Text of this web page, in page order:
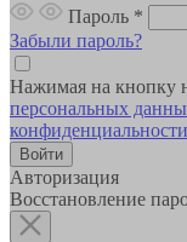
Пароль *
Забыли пароль?
Нажимая на кнопку
персональных
конфиденциальности
Авторизация
Восстановление